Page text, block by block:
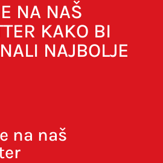
NA NAŠ
KAKO BI
NAJBOLJE
na naš